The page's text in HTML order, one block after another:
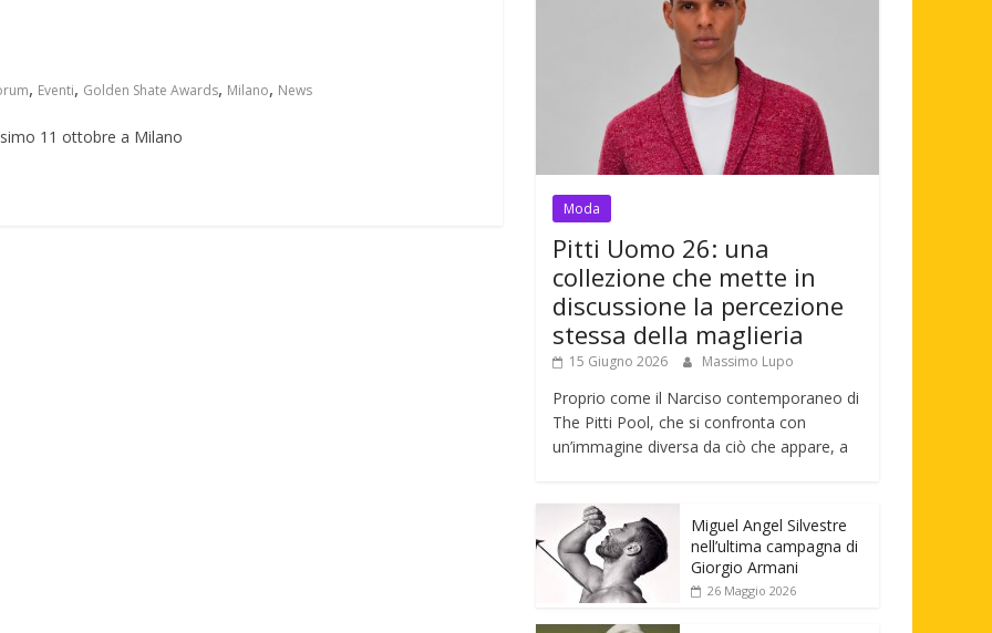
, Eventi, Golden Shate Awards, Milano, News
11 ottobre a Milano
Moda
Pitti Uomo 26: una
collezione che mette in
discussione la percezione
stessa della maglieria
15 Giugno 2026 Massimo Lupo
Proprio come il Narciso contemporaneo di
The Pitti Pool, che si confronta con
un’immagine diversa da ciò che appare, a
Miguel Angel Silvestre
nell’ultima campagna di
Giorgio Armani
26 Maggio 2026